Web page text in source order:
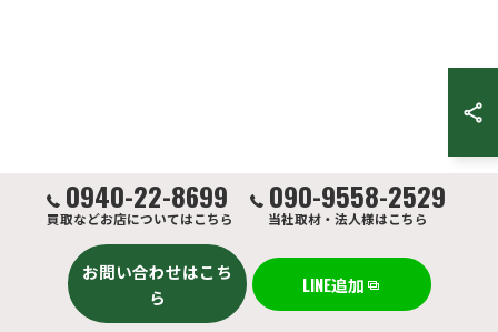
0940-22-8699
買取などお店についてはこちら
090-9558-2529
当社取材・法人様はこちら
お問い合わせはこち
ら
LINE追加